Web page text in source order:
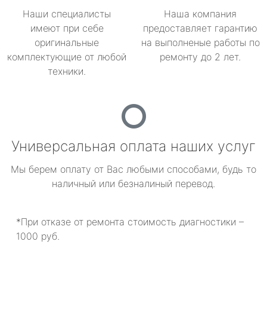
Наши специалисты
имеют при себе
оригинальные
комплектующие от любой
техники.
Наша компания
предоставляет гарантию
на выполненые работы по
ремонту до 2 лет.
Универсальная оплата наших услуг
Мы берем оплату от Вас любыми способами, будь то
наличный или безналиный перевод.
*При отказе от ремонта стоимость диагностики –
1000 руб.